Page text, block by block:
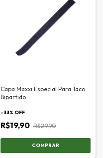
Capa Maxxi Especial Para Taco
Bipartido
-33% OFF
R$19,90 R$29,90